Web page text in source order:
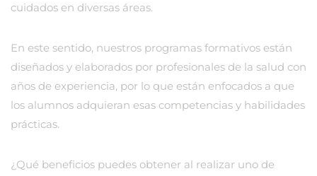
cuidados en diversas áreas.
En este sentido, nuestros programas formativos están
diseñados y elaborados por profesionales de la salud con
años de experiencia, por lo que están enfocados a que
los alumnos adquieran esas competencias y habilidades
prácticas.
¿Qué beneficios puedes obtener al realizar uno de